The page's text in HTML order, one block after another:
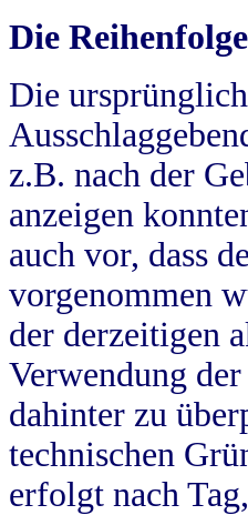
Die
Die
z.B. nach der
anzeigen
auch vor, dass
vorgenommen
der derzeitigen
Verwendung
dahinter zu
technischen
erfolgt nach